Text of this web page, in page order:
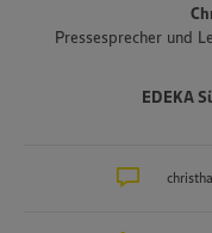
Unternehmensverbund,
ist mit rund 47.000
Arbeitgeber und
Mitarbeitende arbeiten
Pressesprecher und
EDEKA